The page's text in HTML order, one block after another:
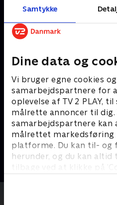
Samtykke
Dine data og
Vi bruger egne cookies
samarbejdspartnere for
oplevelse af TV 2 PLAY,
målrette annoncer til dig.
samarbejdspartnere kan
målrettet markedsføring
platforme. Du kan til- og
herunder, og du kan
tilbage ved at klikke på
fremtidige hjem?
Andre så også
Linde på Langeland
Livsstil • 5 sæsoner